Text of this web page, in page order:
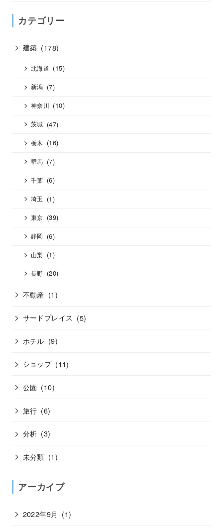
カテゴリー
建築 (178)
北海道 (15)
新潟 (7)
神奈川 (10)
茨城 (47)
栃木 (16)
群馬 (7)
千葉 (6)
埼玉 (1)
東京 (39)
静岡 (6)
山梨 (1)
長野 (20)
不動産 (1)
サードプレイス (5)
ホテル (9)
ショップ (11)
公園 (10)
旅行 (6)
分析 (3)
未分類 (1)
アーカイブ
2022年9月 (1)